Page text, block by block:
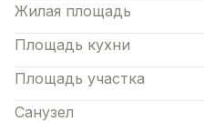
Жилая площадь
Площадь кухни
Площадь участка
Санузел